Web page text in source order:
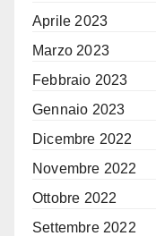
Aprile 2023
Marzo 2023
Febbraio 2023
Gennaio 2023
Dicembre 2022
Novembre 2022
Ottobre 2022
Settembre 2022